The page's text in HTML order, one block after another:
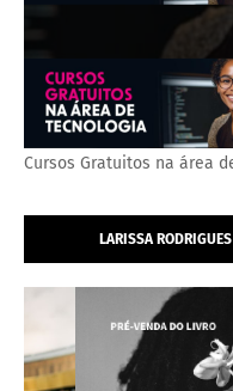
Cursos Gratuitos na área
LARISSA